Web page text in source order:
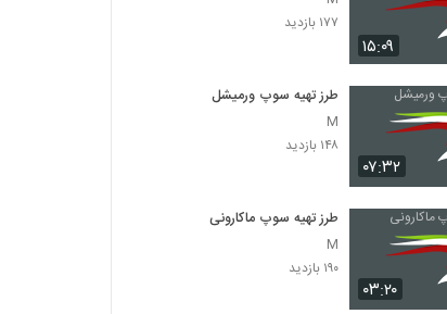
۱۵:۰۹
۱۷۷ بازدید
۰۷:۳۲
طرز تهیه سوپ ورمیشل
M
۱۴۸ بازدید
۰۳:۲۰
طرز تهیه سوپ ماکارونی
M
۱۹۰ بازدید